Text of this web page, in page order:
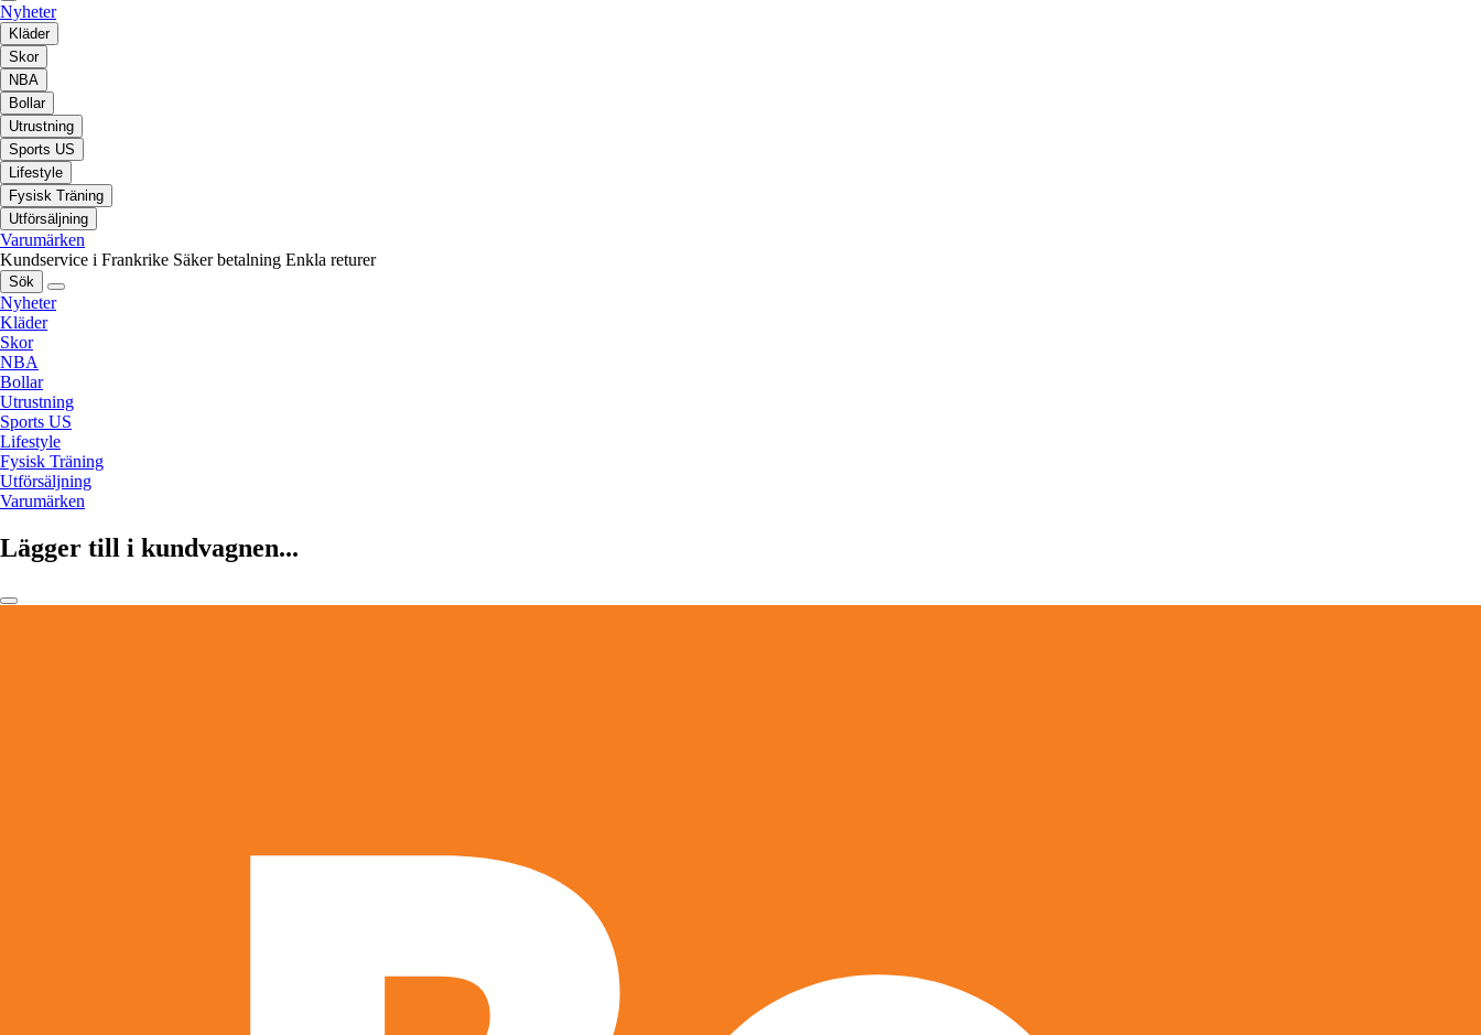
Nyheter
Kläder
Skor
NBA
Bollar
Utrustning
Sports US
Lifestyle
Fysisk Träning
Utförsäljning
Varumärken
Kundservice i Frankrike Säker betalning Enkla returer
Sök
Nyheter
Kläder
Skor
NBA
Bollar
Utrustning
Sports US
Lifestyle
Fysisk Träning
Utförsäljning
Varumärken
Lägger till i kundvagnen...